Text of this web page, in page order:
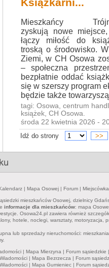
Mieszkańcy
zyskują nowe
łączy miłość do
troską o środowisko.
Ziemi, w CH Osowa
– społeczna
bezpłatnie oddać
się w szerszy program
będzie także
tagi: Osowa, centrum
książek, CH Osowa.
środa 22 kwietnia 2026 -
Idź do strony
>>
| Mapa Osowej | Forum | Miejscówka
mieszkańców Osowej, dzielnicy
informacje dla mieszkańców: mapa
Osowa24.pl zawiera również
hotele, noclegi, warsztaty, motoryzacja,
lub sprzedaży nieruchomości:
| Mapa Mierzyna | Forum sąsiedzkie
Wiadomości | Mapa Bezrzecza | Forum
Wiadomości | Mapa Gumieniec | Forum